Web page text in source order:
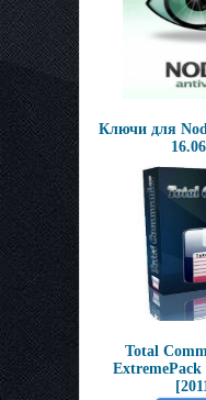
Ключи для
Total